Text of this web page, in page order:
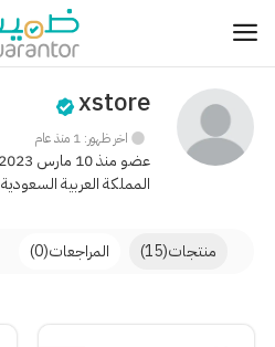
بيع
الآن
xstore
اخر ظهور: 1 منذ عام
عضو منذ 10 مارس 2023
المملكة العربية السعودية
منتجات(15) المراجعات(0)